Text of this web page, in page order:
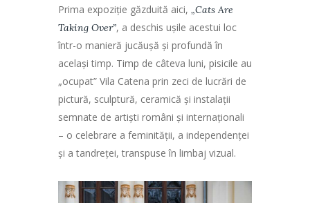
Prima expoziție găzduită aici, „Cats Are
Taking Over”, a deschis ușile acestui loc
într-o manieră jucăușă și profundă în
același timp. Timp de câteva luni, pisicile au
„ocupat” Vila Catena prin zeci de lucrări de
pictură, sculptură, ceramică și instalații
semnate de artiști români și internaționali
– o celebrare a feminității, a independenței
și a tandreței, transpuse în limbaj vizual.